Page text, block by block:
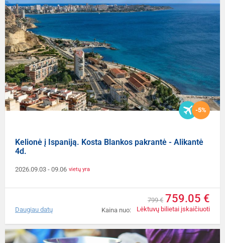
-5%
Kelionė į Ispaniją. Kosta Blankos pakrantė - Alikantė
4d.
2026.09.03 - 09.06 vietų yra
Kaina nuo:
799 € 759.05 €
Lėktuvų bilietai įskaičiuoti
Daugiau datų